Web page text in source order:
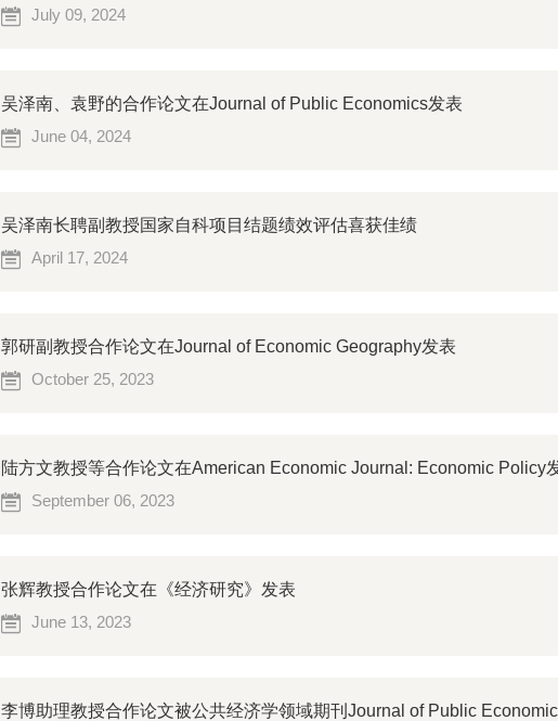
July 09, 2024
吴泽南、袁野的合作论文在Journal of Public Economics发表
June 04, 2024
吴泽南长聘副教授国家自科项目结题绩效评估喜获佳绩
April 17, 2024
郭研副教授合作论文在Journal of Economic Geography发表
October 25, 2023
陆方文教授等合作论文在American Economic Journal: Economic Policy
September 06, 2023
张辉教授合作论文在《经济研究》发表
June 13, 2023
李博助理教授合作论文被公共经济学领域期刊Journal of Public